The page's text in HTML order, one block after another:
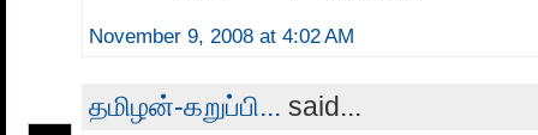
November 9, 2008 at 4:02 AM
தமிழன்-கறுப்பி... said...